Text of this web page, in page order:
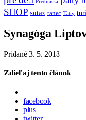
Prednáška
SHOP sutaz tanec Tatry
Synagóga
Pridané 3. 5. 2018
Zdieľaj tento článok
facebook
plus
twitter